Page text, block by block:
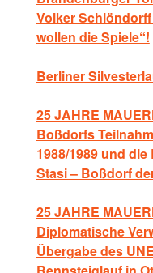
Volker
wollen die Spiele“!
Berliner
25 JAHRE
Boßdorfs
1988/1989 und
Stasi – Boßdorf
25 JAHRE
Diplomatische
Übergabe des